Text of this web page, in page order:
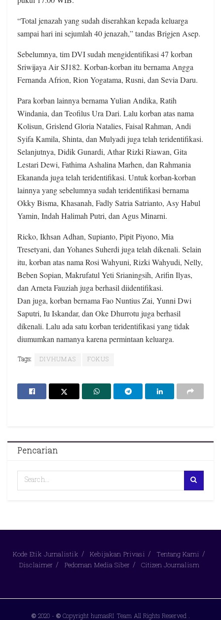
“Total jenazah yang sudah diserahkan kepada keluarga
sampai hari ini sejumlah 40 jenazah,” tandas Brigjen Asep.
Sebelumnya, tim DVI sudah mengidentifikasi 47 korban
Sriwijaya Air SJ182. Korban-korban itu bernama Angga
Fernanda Afrion, Rion Yogatama, Rusni, dan Sevia Daru.
Para korban lainnya bernama Yulian Andika, Ratih
Windania, dan Teofilus Ura Dari. Lalu korban atas nama
Kolisun, Grislend Gloria Natalies, Faisal Rahman, Andi
Syifa Kamila, Shinta, dan Mulyadi juga telah teridentifikasi.
Selanjutnya, Didik Gunardi, Athar Rizki Riawan, Gita
Lestari Dewi, Fathima Ashalina Marhen, dan Rahmania
Ekananda juga telah teridentifikasi. Untuk korban-korban
lainnya yang sebelumnya sudah teridentifikasi bernama
Okky Bisma, Khasanah, Fadly Satria Satrianto, Asy Habul
Yamin, Indah Halimah Putri, dan Agus Minarni.
Ricko, Ikhsan Adhan, Supianto, Pipit Piyono, Mia
Tresetyani, dan Yohanes Suherdi juga telah dikenali. Selain
itu, korban atas nama Rosi Wahyuni, Rizki Wahyudi, Nelly,
Beben Sopian, Makrufatul Yeti Srianingsih, Arifin Ilyas,
dan Arneta Fauziah juga berhasil diidentifikasi.
Dan juga, korban bernama Fao Nuntius Zai, Yunni Dwi
Saputri, Iu Iskandar, dan Oke Dhurrotu juga berhasil
dikenali. Lalu ada satu korban teridentifikasi yang tidak
diumumkan namanya karena permintaan keluarga.
Tags: DIVHUMAS FOKUS
Pencarian
Kode Etik Jurnalistik Kebijakan Privasi
Tentang Kami
Disclaimer
Pedoman Media Siber Citizen Journalism
© 2020 - © Copyright humasRI Team All Rights Reserved .